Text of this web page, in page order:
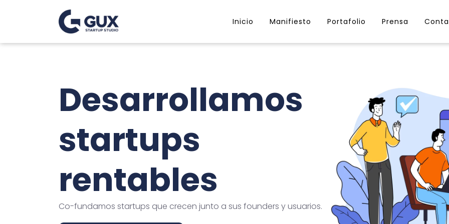
Inicio Manifiesto Portafolio Prensa
Desarrollamos
startups
rentables
Co-fundamos startups que crecen junto a sus founders y usuarios.